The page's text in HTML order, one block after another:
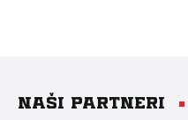
Naši partneri